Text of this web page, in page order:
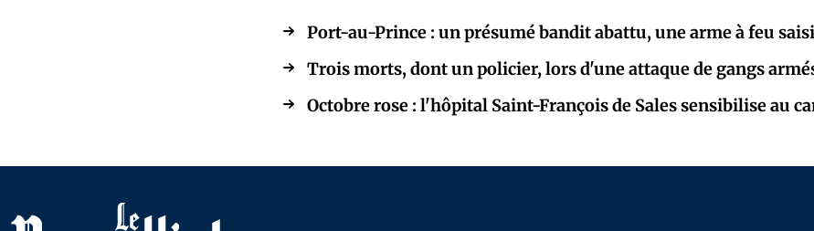
Port-au-Prince : un présumé bandit abattu, une arme à feu
Trois morts, dont un policier, lors d'une attaque de gangs
Octobre rose : l'hôpital Saint-François de Sales sensibilise au